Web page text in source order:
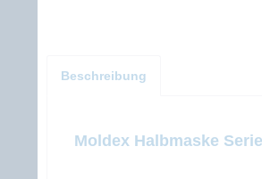
Beschreibung
Moldex Halbmaske